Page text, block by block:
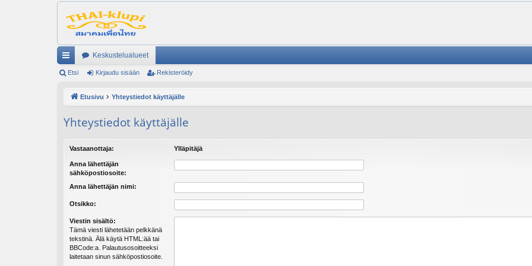
ik
Keskustelualueet
Etsi Kirjaudu sisään Rekisteröidy
Etusivu Yhteystiedot käyttäjälle
Yhteystiedot käyttäjälle
Vastaanottaja: Ylläpitäjä
Anna lähettäjän
sähköpostiosoite:
Anna lähettäjän nimi:
Otsikko:
Viestin sisältö:
Tämä viesti lähetetään pelkkänä
tekstinä. Älä käytä HTML:ää tai
BBCode:a. Palautusosoitteeksi
laitetaan sinun sähköpostiosoite.